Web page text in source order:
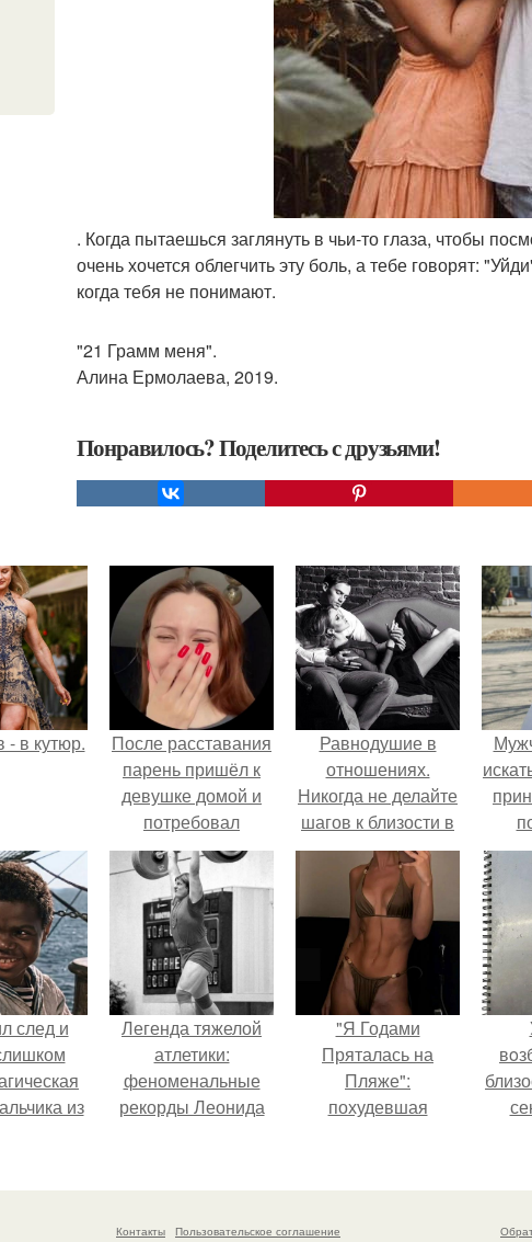
. Когда пытаешься заглянуть в чьи-то глаза, чтобы
очень хочется облегчить эту боль, а тебе говорят:
когда тебя не понимают.
"21 Грамм меня".
Алина Ермолаева, 2019.
Понравилось? Поделитесь с друзьями!
- в кутюр.
После расставания
парень пришёл к
девушке домой и
потребовал
вернуть всё, что
когда-либо ей
дарил.
Равнодушие в
отношениях.
Никогда не делайте
шагов к близости в
ответ на
равнодушие.
след и
из
Легенда тяжелой
атлетики:
феноменальные
рекорды Леонида
"Я Годами
Пряталась на
Пляже":
похудевшая
откровенном
Контакты Пользовательское соглашение